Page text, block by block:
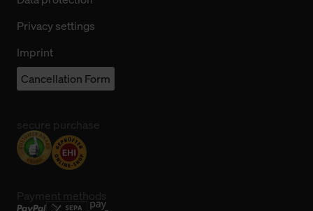
Privacy settings
Imprint
Cancellation Form